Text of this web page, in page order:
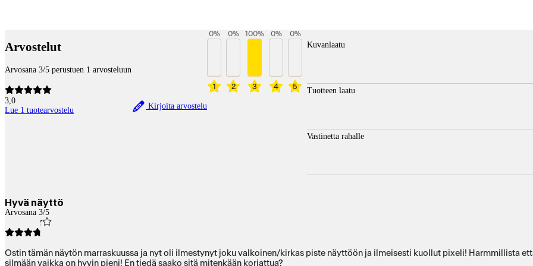
Arvostelut
Arvosana 3/5 perustuen 1 arvosteluun
3,0
Lue 1 tuotearvostelu
Kirjoita arvostelu
1
0%
2
0%
3
100%
4
0%
5
0%
Kuvanlaatu
Tuotteen laatu
Vastinetta rahalle
Hyvä näyttö
Arvosana 3/5
Ostin tämän näytön marraskuussa ja nyt oli ilmestynyt joku valkoinen/kirkas piste näyttöön ja ilmeisesti kuollut pixeli! Harmmillista
silmään vaikka on hyvin pieni! En tiedä saako sitä mitenkään korjattua?